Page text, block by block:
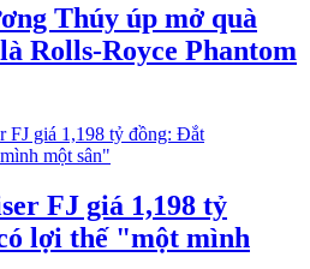
Thúy úp mở quà
Rolls-Royce Phantom
FJ giá 1,198 tỷ
lợi thế "một mình